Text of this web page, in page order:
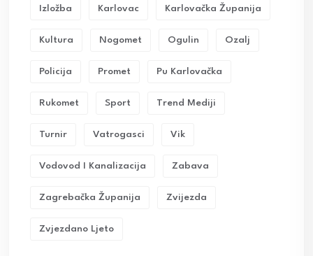
Izložba Karlovac Karlovačka Županija
Kultura Nogomet Ogulin Ozalj
Policija Promet Pu Karlovačka
Rukomet Sport Trend Mediji
Turnir Vatrogasci Vik
Vodovod I Kanalizacija Zabava
Zagrebačka Županija Zvijezda
Zvjezdano Ljeto